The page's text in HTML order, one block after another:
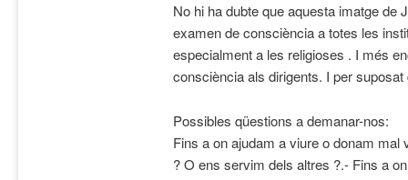
No hi ha dubte que aquesta imatge de
examen de consciència a totes les
especialment a les religioses . I més
consciència als dirigents. I per
Possibles qüestions a demanar-nos:
Fins a on ajudam a viure o donam
? O ens servim dels altres ?.- Fins a